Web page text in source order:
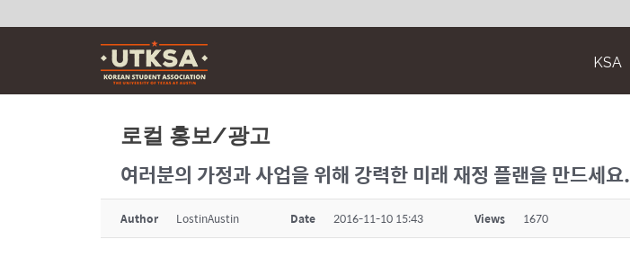
KSA
로컬 홍보/광고
여러분의 가정과 사업을 위해 강력한 미래 재정 플랜을 만드세요.
Author LostinAustin Date 2016-11-10 15:43 Views 1670